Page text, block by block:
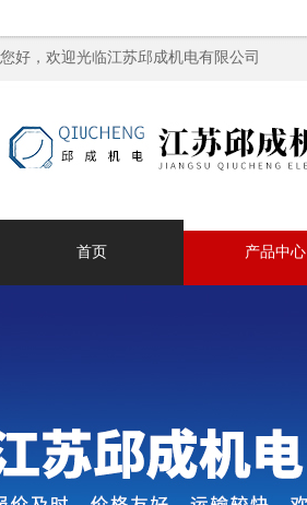
您好，欢迎光临江苏邱成机电有限公司
首页 产品中心